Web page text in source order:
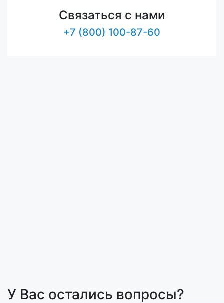
Связаться с нами
+7 (800) 100-87-60
У Вас остались вопросы?